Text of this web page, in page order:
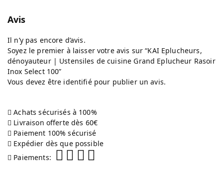
Avis
Il n’y pas encore d’avis.
Soyez le premier à laisser votre avis sur “KAI Eplucheurs,
dénoyauteur | Ustensiles de cuisine Grand Eplucheur Rasoir
Inox Select 100”
Vous devez être identifiépour publier un avis.
Achats sécurisés à 100%
Livraison offerte dès 60€
Paiement 100% sécurisé
Expédier dès que possible
Paiements: